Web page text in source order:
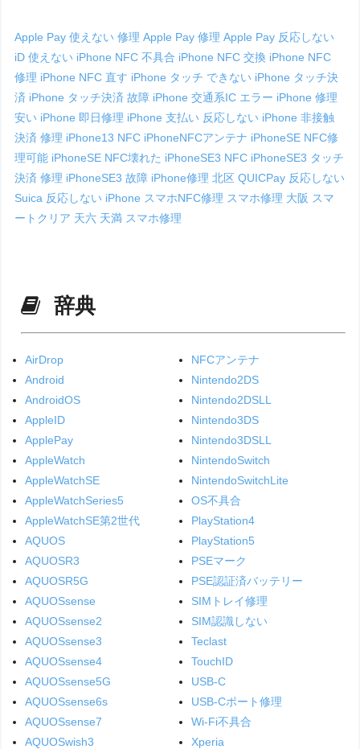
Apple Pay 使えない 修理Apple Pay 修理Apple Pay 反応しない
iD 使えない iPhone NFC 不具合 iPhone NFC 交換 iPhone NFC
修理 iPhone NFC 直す iPhone タッチ できない iPhone タッチ決
済 iPhone タッチ決済 故障 iPhone 交通系IC エラー iPhone 修理
安い iPhone 即日修理 iPhone 支払い 反応しない iPhone 非接触
決済 修理 iPhone13 NFC iPhoneNFCアンテナ iPhoneSE NFC修
理可能 iPhoneSE NFC壊れた iPhoneSE3 NFC iPhoneSE3 タッチ
決済 修理 iPhoneSE3 故障 iPhone修理 北区QUICPay 反応しない
Suica 反応しない iPhone スマホNFC修理 スマホ修理 大阪 スマ
ートクリア 天六 天満 スマホ修理
辞典
AirDrop
Android
AndroidOS
AppleID
ApplePay
AppleWatch
AppleWatchSE
AppleWatchSeries5
AppleWatchSE第2世代
AQUOS
AQUOSR3
AQUOSR5G
AQUOSsense
AQUOSsense2
AQUOSsense3
AQUOSsense4
AQUOSsense5G
AQUOSsense6s
AQUOSsense7
AQUOSwish3
NFCアンテナ
Nintendo2DS
Nintendo2DSLL
Nintendo3DS
Nintendo3DSLL
NintendoSwitch
NintendoSwitchLite
OS不具合
PlayStation4
PlayStation5
PSEマーク
PSE認証済バッテリー
SIMトレイ修理
SIM認識しない
Teclast
TouchID
USB-C
USB-Cポート修理
Wi-Fi不具合
Xperia